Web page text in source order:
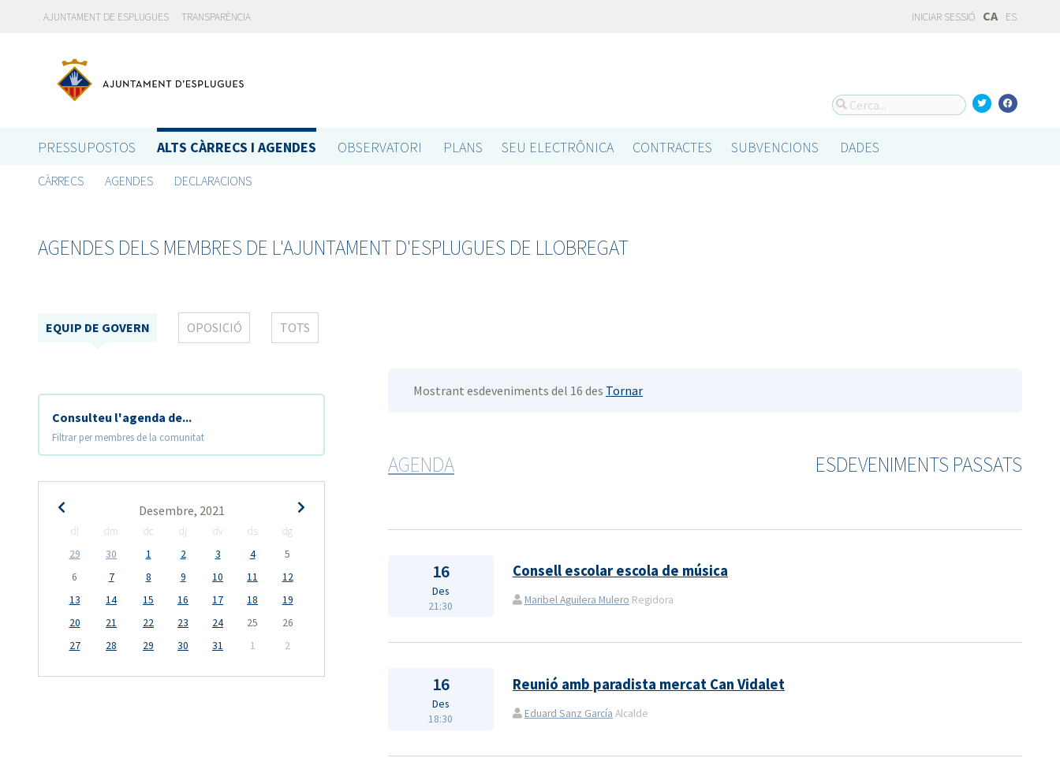
AJUNTAMENT DE ESPLUGUES TRANSPARÈNCIA INICIAR SESSIÓ CA ES
PRESSUPOSTOS ALTS CÀRRECS I AGENDES OBSERVATORI PLANS SEU ELECTRÔNICA CONTRACTES SUBVENCIONS DADES
CÀRRECS AGENDES DECLARACIONS
AGENDES DELS MEMBRES DE L'AJUNTAMENT D'ESPLUGUES DE LLOBREGAT
EQUIP DE GOVERN OPOSICIÓ TOTS
Consulteu l'agenda de...
Filtrar per membres de la comunitat
Desembre, 2021
dl dm dc dj dv ds
dg
29
30 1 2 3 4
5
6
7 8 9 10 11
12
13
14 15 16 17 18
19
20
21 22 23 24 25
26
27
28 29 30 31 1 2
Mostrant esdeveniments del 16 des Tornar
AGENDA ESDEVENIMENTS PASSATS
16
Des
21:30
Consell escolar escola de música
Maribel Aguilera Mulero Regidora
16
Des
18:30
Reunió amb paradista mercat Can Vidalet
Eduard Sanz García Alcalde